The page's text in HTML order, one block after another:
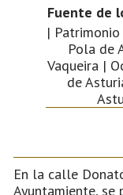
Fuente de
|
Pola de
Vaqueira |
de
En la calle
Ayuntamiente, se